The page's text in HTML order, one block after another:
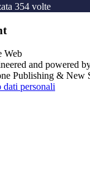
354 volte
and powered
Publishing & New
dati personali